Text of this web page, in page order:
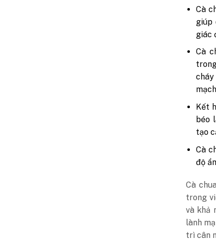
Cà
giúp
giác
Cà
Kết
béo
tạo
Cà
độ
Cà
trong
và khả
lành
trì cân